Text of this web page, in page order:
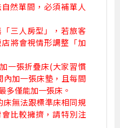
然單間，必須補單人
三人房型」，若旅客
將會視情形調整「加
一張折疊床(大家習慣
加一張床墊，且每間
多僅能加一張床。
無法跟標準床相同規
比較擁擠，請特別注